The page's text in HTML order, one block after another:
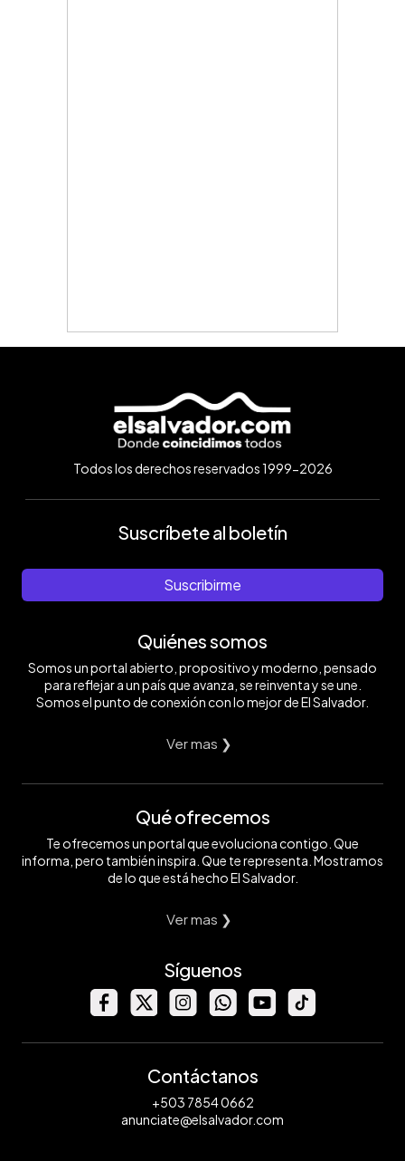
Todos los derechos reservados 1999-2026
Suscríbete al boletín
Suscribirme
Quiénes somos
Somos un portal abierto, propositivo y moderno, pensado
para reflejar a un país que avanza, se reinventa y se une.
Somos el punto de conexión con lo mejor de El Salvador.
Ver mas ❯
Qué ofrecemos
Te ofrecemos un portal que evoluciona contigo. Que
informa, pero también inspira. Que te representa. Mostramos
de lo que está hecho El Salvador.
Ver mas ❯
Síguenos
Contáctanos
+503 7854 0662
anunciate@elsalvador.com